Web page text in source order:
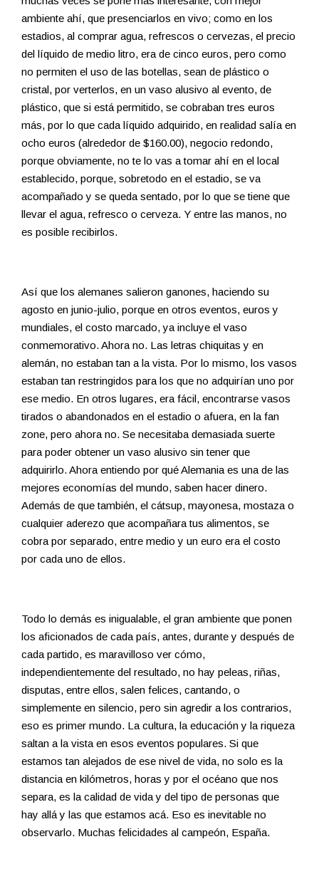
ambiente ahí, que presenciarlos en vivo; como en los
estadios, al comprar agua, refrescos o cervezas, el precio
del líquido de medio litro, era de cinco euros, pero como
no permiten el uso de las botellas, sean de plástico o
cristal, por verterlos, en un vaso alusivo al evento, de
plástico, que si está permitido, se cobraban tres euros
más, por lo que cada líquido adquirido, en realidad salía en
ocho euros (alrededor de $160.00), negocio redondo,
porque obviamente, no te lo vas a tomar ahí en el local
establecido, porque, sobretodo en el estadio, se va
acompañado y se queda sentado, por lo que se tiene que
llevar el agua, refresco o cerveza. Y entre las manos, no
es posible recibirlos.
Así que los alemanes salieron ganones, haciendo su
agosto en junio-julio, porque en otros eventos, euros y
mundiales, el costo marcado, ya incluye el vaso
conmemorativo. Ahora no. Las letras chiquitas y en
alemán, no estaban tan a la vista. Por lo mismo, los vasos
estaban tan restringidos para los que no adquirían uno por
ese medio. En otros lugares, era fácil, encontrarse vasos
tirados o abandonados en el estadio o afuera, en la fan
zone, pero ahora no. Se necesitaba demasiada suerte
para poder obtener un vaso alusivo sin tener que
adquirirlo. Ahora entiendo por qué Alemania es una de las
mejores economías del mundo, saben hacer dinero.
Además de que también, el cátsup, mayonesa, mostaza o
cualquier aderezo que acompañara tus alimentos, se
cobra por separado, entre medio y un euro era el costo
por cada uno de ellos.
Todo lo demás es inigualable, el gran ambiente que ponen
los aficionados de cada país, antes, durante y después de
cada partido, es maravilloso ver cómo,
independientemente del resultado, no hay peleas, riñas,
disputas, entre ellos, salen felices, cantando, o
simplemente en silencio, pero sin agredir a los contrarios,
eso es primer mundo. La cultura, la educación y la riqueza
saltan a la vista en esos eventos populares. Si que
estamos tan alejados de ese nivel de vida, no solo es la
distancia en kilómetros, horas y por el océano que nos
separa, es la calidad de vida y del tipo de personas que
hay allá y las que estamos acá. Eso es inevitable no
observarlo. Muchas felicidades al campeón, España.